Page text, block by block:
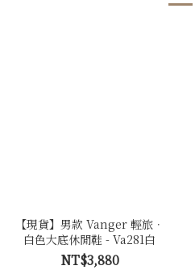
【現貨】男款 Vanger 輕旅．
白色大底休閒鞋 - Va281白
NT$3,880